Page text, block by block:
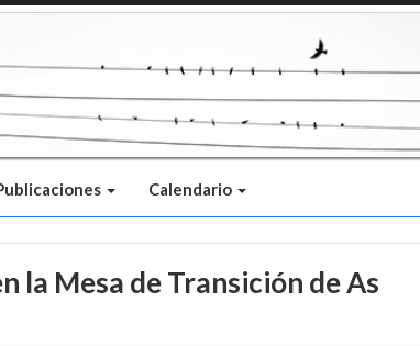
Calendario
la Mesa de Transición de As